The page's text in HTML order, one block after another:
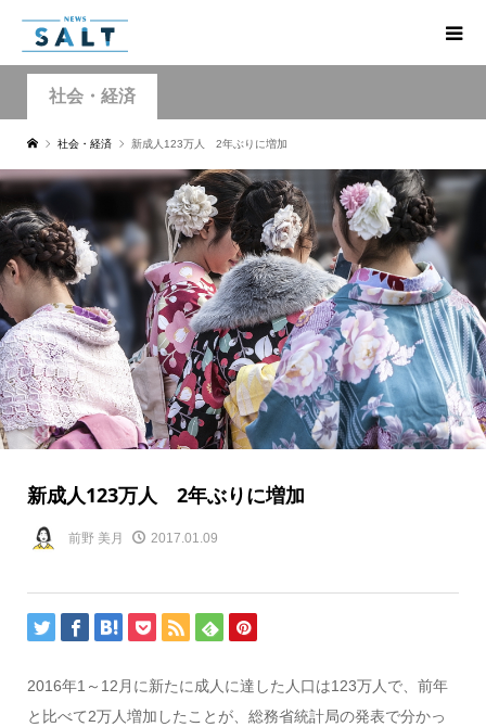
社会・経済
社会・経済 新成人123万人 2年ぶりに増加
新成人123万人 2年ぶりに増加
前野 美月 2017.01.09
2016年1～12月に新たに成人に達した人口は123万人で、前年
と比べて2万人増加したことが、総務省統計局の発表で分かっ